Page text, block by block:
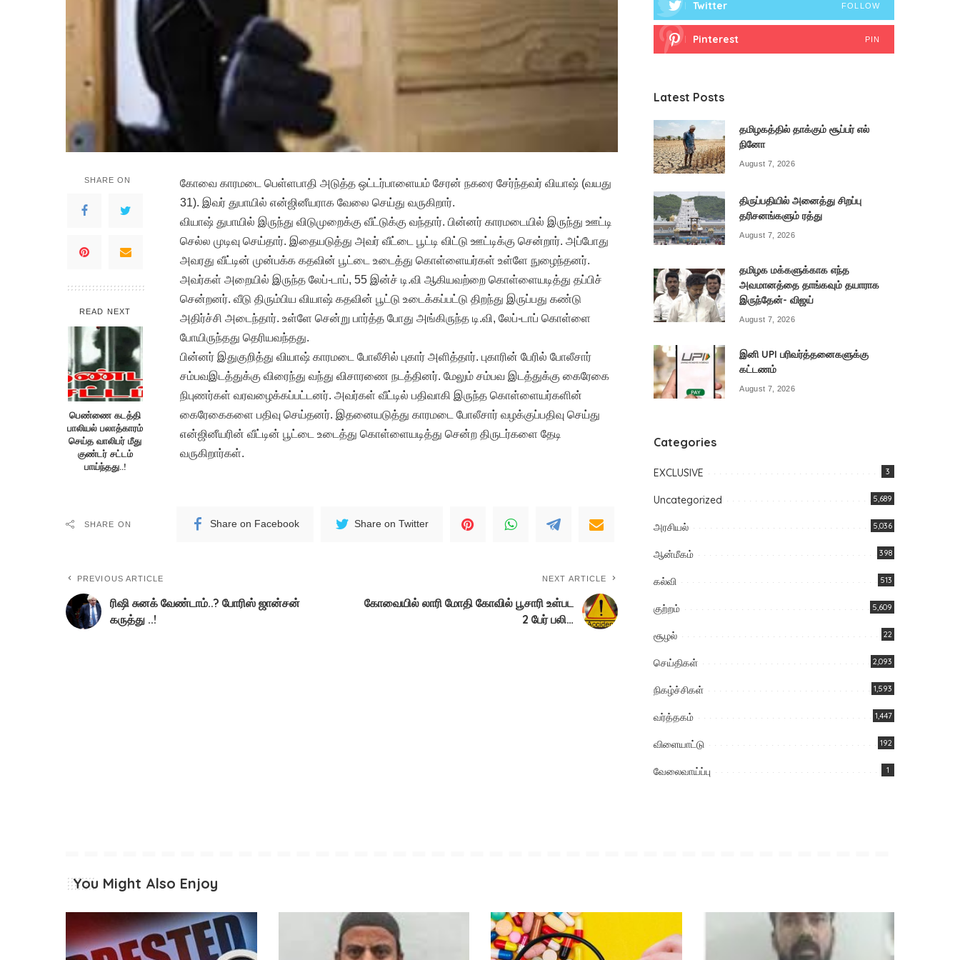
SHARE ON
READ NEXT
பெண்ணை கடத்தி
பாலியல் பலாத்காரம்
செய்த வாலிபர் மீது
குண்டர் சட்டம்
பாய்ந்தது..!
கோவை காரமடை பெள்ளபாதி அடுத்த ஒட்டர்பாளையம் சேரன் நகரை சேர்ந்தவர் வியாஷ் (வயது
31). இவர் துபாயில் என்ஜினீயராக வேலை செய்து வருகிறார்.
வியாஷ் துபாயில் இருந்து விடுமுறைக்கு வீட்டுக்கு வந்தார். பின்னர் காரமடையில் இருந்து ஊட்டி
செல்ல முடிவு செய்தார். இதையடுத்து அவர் வீட்டை பூட்டி விட்டு ஊட்டிக்கு சென்றார். அப்போது
அவரது வீட்டின் முன்பக்க கதவின் பூட்டை உடைத்து கொள்ளையர்கள் உள்ளே நுழைந்தனர்.
அவர்கள் அறையில் இருந்த லேப்-டாப், 55 இன்ச் டி.வி ஆகியவற்றை கொள்ளையடித்து தப்பிச்
சென்றனர். வீடு திரும்பிய வியாஷ் கதவின் பூட்டு உடைக்கப்பட்டு திறந்து இருப்பது கண்டு
அதிர்ச்சி அடைந்தார். உள்ளே சென்று பார்த்த போது அங்கிருந்த டி.வி, லேப்-டாப் கொள்ளை
போயிருந்தது தெரியவந்தது.
பின்னர் இதுகுறித்து வியாஷ் காரமடை போலீசில் புகார் அளித்தார். புகாரின் பேரில் போலீசார்
சம்பவஇடத்துக்கு விரைந்து வந்து விசாரணை நடத்தினர். மேலும் சம்பவ இடத்துக்கு கைரேகை
நிபுணர்கள் வரவழைக்கப்பட்டனர். அவர்கள் வீட்டில் பதிவாகி இருந்த கொள்ளையர்களின்
கைரேகைகளை பதிவு செய்தனர். இதனையடுத்து காரமடை போலீசார் வழக்குப்பதிவு செய்து
என்ஜினீயரின் வீட்டின் பூட்டை உடைத்து கொள்ளையடித்து சென்ற திருடர்களை தேடி
வருகிறார்கள்.
SHARE ON Share on Facebook Share on Twitter
PREVIOUS ARTICLE
ரிஷி சுனக் வேண்டாம்..? போரிஸ் ஜான்சன்
கருத்து ..!
NEXT ARTICLE
கோவையில் லாரி மோதி கோவில் பூசாரி உள்பட
2 பேர் பலி…
Twitter FOLLOW
Pinterest PIN
Latest Posts
தமிழகத்தில் தாக்கும் சூப்பர் எல்
நினோ
August 7, 2026
திருப்பதியில் அனைத்து சிறப்பு
தரிசனங்களும் ரத்து
August 7, 2026
தமிழக மக்களுக்காக எந்த
அவமானத்தை தாங்கவும் தயாராக
இருந்தேன்- விஜய்
August 7, 2026
இனி UPI பரிவர்த்தனைகளுக்கு
கட்டணம்
August 7, 2026
Categories
EXCLUSIVE 3
Uncategorized 5,689
அரசியல் 5,036
ஆன்மீகம் 398
கல்வி 513
குற்றம் 5,609
சூழல் 22
செய்திகள் 2,093
நிகழ்ச்சிகள் 1,593
வர்த்தகம் 1,447
விளையாட்டு 192
வேலைவாய்ப்பு 1
You Might Also Enjoy